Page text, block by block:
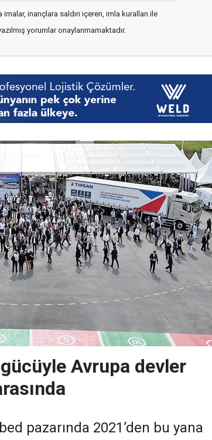
inançlara saldırı içeren, imla kuralları ile
yorumlar onaylanmamaktadır.
Avrupa devler
pazarında 2021’den bu yana